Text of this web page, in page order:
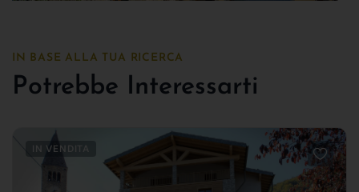
IN BASE ALLA TUA RICERCA
Potrebbe Interessarti
IN VENDITA